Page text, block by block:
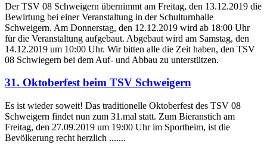
Der TSV 08 Schweigern übernimmt am Freitag, den 13.12.2019 die
Bewirtung bei einer Veranstaltung in der Schulturnhalle
Schweigern. Am Donnerstag, den 12.12.2019 wird ab 18:00 Uhr
für die Veranstaltung aufgebaut. Abgebaut wird am Samstag, den
14.12.2019 um 10:00 Uhr. Wir bitten alle die Zeit haben, den TSV
08 Schwiegern bei dem Auf- und Abbau zu unterstützen.
31. Oktoberfest beim TSV Schweigern
Es ist wieder soweit! Das traditionelle Oktoberfest des TSV 08
Schweigern findet nun zum 31.mal statt. Zum Bieranstich am
Freitag, den 27.09.2019 um 19:00 Uhr im Sportheim, ist die
Bevölkerung recht herzlich .......